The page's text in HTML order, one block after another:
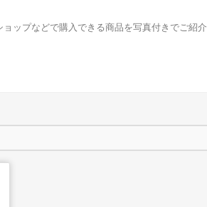
ップなどで購入できる商品を写真付きでご紹介